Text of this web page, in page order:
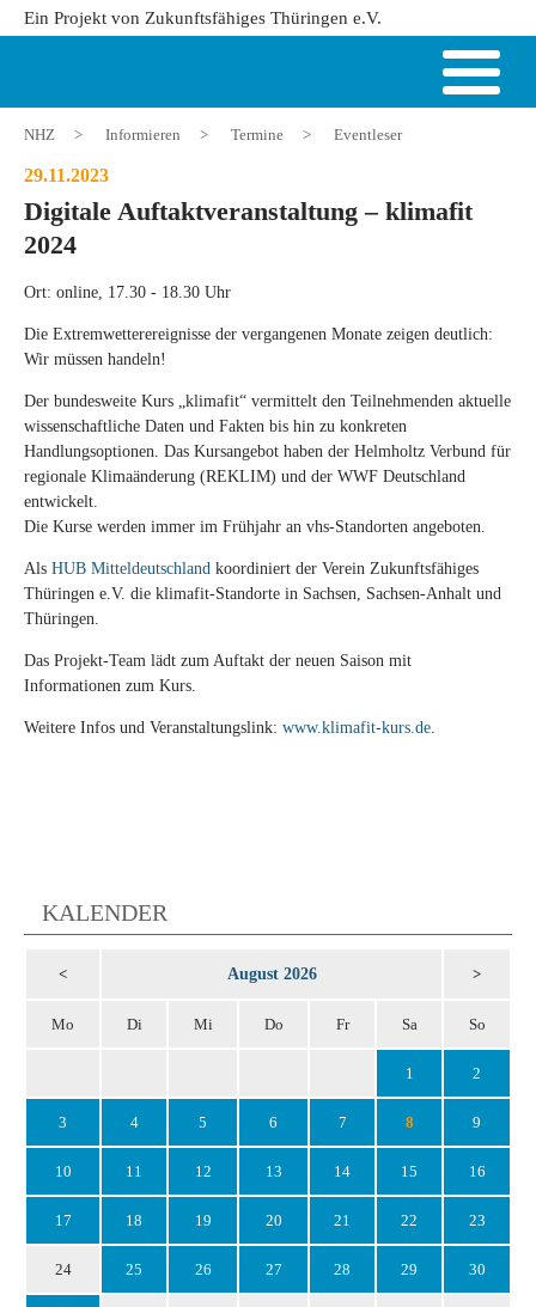
Ein Projekt von Zukunftsfähiges Thüringen e.V.
NHZ > Informieren > Termine > Eventleser
29.11.2023
Digitale Auftaktveranstaltung – klimafit
2024
Ort: online, 17.30 - 18.30 Uhr
Die Extremwetterereignisse der vergangenen Monate zeigen deutlich:
Wir müssen handeln!
Der bundesweite Kurs „klimafit“ vermittelt den Teilnehmenden aktuelle
wissenschaftliche Daten und Fakten bis hin zu konkreten
Handlungsoptionen. Das Kursangebot haben der Helmholtz Verbund für
regionale Klimaänderung (REKLIM) und der WWF Deutschland
entwickelt.
Die Kurse werden immer im Frühjahr an vhs-Standorten angeboten.
Als HUB Mitteldeutschland koordiniert der Verein Zukunftsfähiges
Thüringen e.V. die klimafit-Standorte in Sachsen, Sachsen-Anhalt und
Thüringen.
Das Projekt-Team lädt zum Auftakt der neuen Saison mit
Informationen zum Kurs.
Weitere Infos und Veranstaltungslink: www.klimafit-kurs.de
KALENDER
< August 2026 >
Mo Di Mi Do Fr Sa So
1 2
3 4 5 6 7 8 9
10 11 12 13 14 15 16
17 18 19 20 21 22 23
24 25 26 27 28 29 30